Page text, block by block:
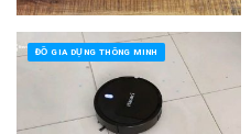
ĐỒ GIA DỤNG THÔNG MINH